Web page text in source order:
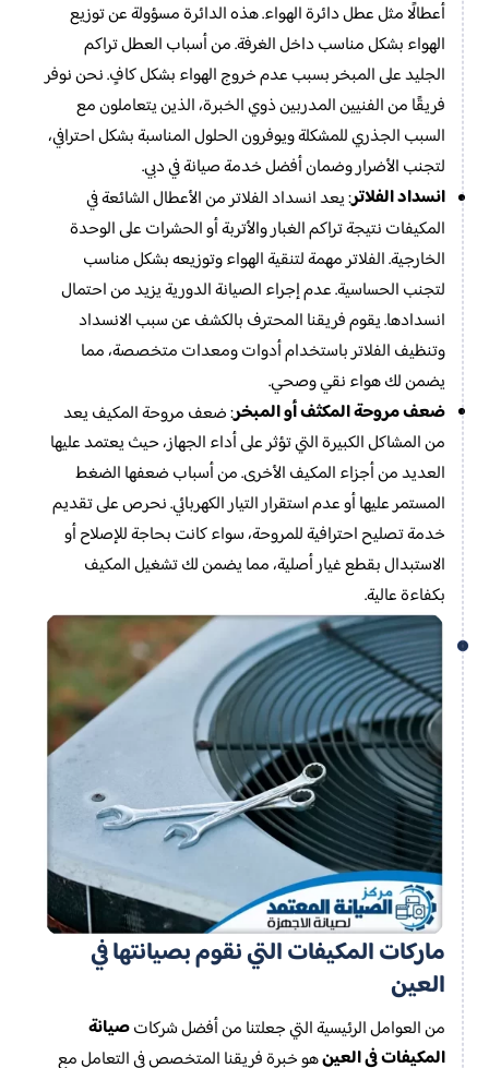
أعطالًا مثل عطل دائرة الهواء. هذه الدائرة مسؤولة عن توزيع
الهواء بشكل مناسب داخل الغرفة. من أسباب العطل تراكم
الجليد على المبخر بسبب عدم خروج الهواء بشكل كافٍ. نحن نوفر
فريقًا من الفنيين المدربين ذوي الخبرة، الذين يتعاملون مع
السبب الجذري للمشكلة ويوفرون الحلول المناسبة بشكل احترافي،
لتجنب الأضرار وضمان أفضل خدمة صيانة في دبي.
انسداد الفلاتر: يعد انسداد الفلاتر من الأعطال الشائعة في
المكيفات نتيجة تراكم الغبار والأتربة أو الحشرات على الوحدة
الخارجية. الفلاتر مهمة لتنقية الهواء وتوزيعه بشكل مناسب
لتجنب الحساسية. عدم إجراء الصيانة الدورية يزيد من احتمال
انسدادها. يقوم فريقنا المحترف بالكشف عن سبب الانسداد
وتنظيف الفلاتر باستخدام أدوات ومعدات متخصصة، مما
يضمن لك هواء نقي وصحي.
ضعف مروحة المكثف أو المبخر: ضعف مروحة المكيف يعد
من المشاكل الكبيرة التي تؤثر على أداء الجهاز، حيث يعتمد عليها
العديد من أجزاء المكيف الأخرى. من أسباب ضعفها الضغط
المستمر عليها أو عدم استقرار التيار الكهربائي. نحرص على تقديم
خدمة تصليح احترافية للمروحة، سواء كانت بحاجة للإصلاح أو
الاستبدال بقطع غيار أصلية، مما يضمن لك تشغيل المكيف
بكفاءة عالية.
ماركات المكيفات التي نقوم بصيانتها في
العين
من العوامل الرئيسية التي جعلتنا من أفضل شركاتصيانة
المكيفات في العينهو خبرة فريقنا المتخصص في التعامل مع